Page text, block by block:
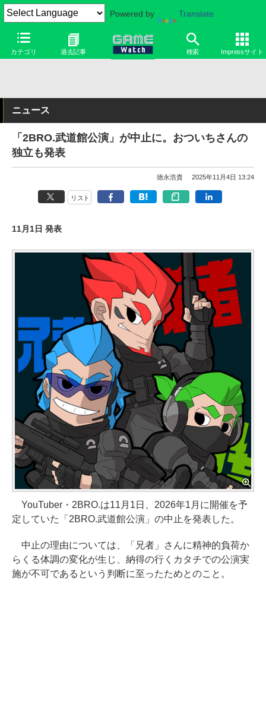
Powered by Translate
カテゴリ 過去記事 検索 Impressサイト
ニュース
「2BRO.武道館公演」が中止に。おついちさんの
独立も発表
徳永浩貴 2025年11月4日 13:24
リスト
11月1日 発表
YouTuber・2BRO.は11月1日、2026年1月に開催を予
定していた「2BRO.武道館公演」の中止を発表した。
中止の理由については、「兄者」さんに精神的負荷か
らくる体調の変化が生じ、納得の行くカタチでの公演実
施が不可であるという判断に至ったためとのこと。